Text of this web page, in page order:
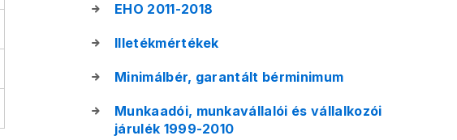
EHO 2011-2018
Illetékmértékek
Minimálbér, garantált bérminimum
Munkaadói, munkavállalói és vállalkozói
járulék 1999-2010